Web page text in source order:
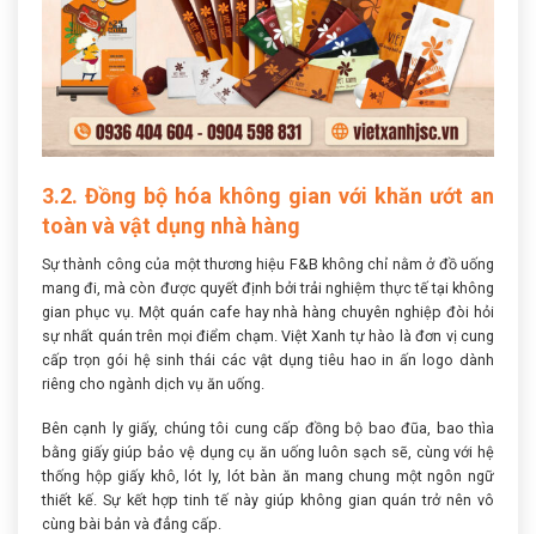
3.2. Đồng bộ hóa không gian với khăn ướt an
toàn và vật dụng nhà hàng
Sự thành công của một thương hiệu F&B không chỉ nằm ở đồ uống
mang đi, mà còn được quyết định bởi trải nghiệm thực tế tại không
gian phục vụ. Một quán cafe hay nhà hàng chuyên nghiệp đòi hỏi
sự nhất quán trên mọi điểm chạm. Việt Xanh tự hào là đơn vị cung
cấp trọn gói hệ sinh thái các vật dụng tiêu hao in ấn logo dành
riêng cho ngành dịch vụ ăn uống.
Bên cạnh ly giấy, chúng tôi cung cấp đồng bộ bao đũa, bao thìa
bằng giấy giúp bảo vệ dụng cụ ăn uống luôn sạch sẽ, cùng với hệ
thống hộp giấy khô, lót ly, lót bàn ăn mang chung một ngôn ngữ
thiết kế. Sự kết hợp tinh tế này giúp không gian quán trở nên vô
cùng bài bản và đẳng cấp.